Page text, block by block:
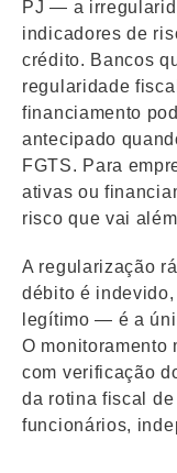
PJ — a
indicadores de
crédito. Bancos
regularidade
financiamento
antecipado
FGTS. Para
ativas ou
risco que vai
A regularização
débito é
legítimo — é a
O monitoramento
com verificação
da rotina fiscal
funcionários,